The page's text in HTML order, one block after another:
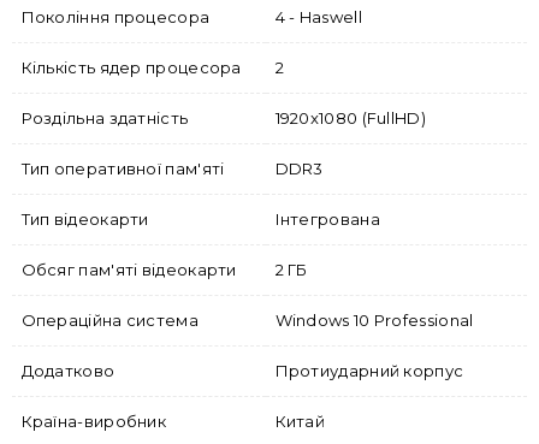
Покоління процесора 4 - Haswell
Кількість ядер процесора 2
Роздільна здатність 1920x1080 (FullHD)
Тип оперативної пам'яті DDR3
Тип відеокарти Інтегрована
Обсяг пам'яті відеокарти 2 ГБ
Операційна система Windows 10 Professional
Додатково Протиударний корпус
Країна-виробник Китай